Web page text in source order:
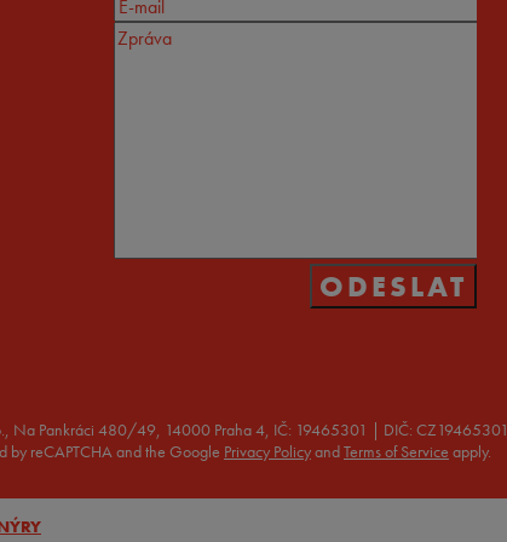
Na Pankráci 480/49, 14000 Praha 4, IČ: 19465301 | DIČ: CZ19465301
by reCAPTCHA and the Google Privacy PolicyandTerms of Service apply.